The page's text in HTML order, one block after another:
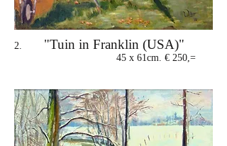
2. "Tuin in Franklin (USA)"
45 x 61cm. € 250,=